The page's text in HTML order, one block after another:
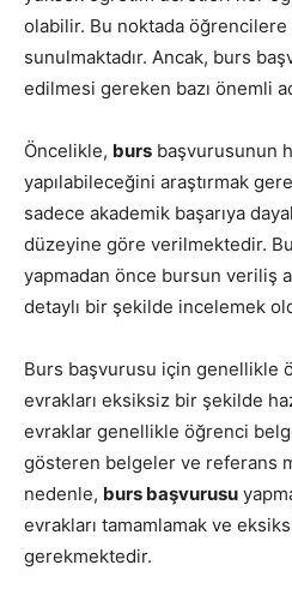
olabilir. Bu noktada öğrencilere
sunulmaktadır. Ancak, burs
edilmesi gereken bazı önemli
Öncelikle, burs başvurusunun
yapılabileceğini araştırmak
sadece akademik başarıya
düzeyine göre verilmektedir.
yapmadan önce bursun veriliş
detaylı bir şekilde incelemek
Burs başvurusu için genellikle
evrakları eksiksiz bir şekilde
evraklar genellikle öğrenci
gösteren belgeler ve referans
nedenle, burs başvurusu
evrakları tamamlamak ve
gerekmektedir.